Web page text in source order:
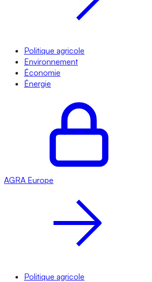
Politique agricole
Environnement
Économie
Énergie
AGRA Europe
Politique agricole